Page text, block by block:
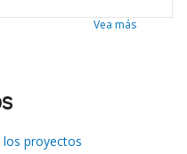
Vea más
proyectos